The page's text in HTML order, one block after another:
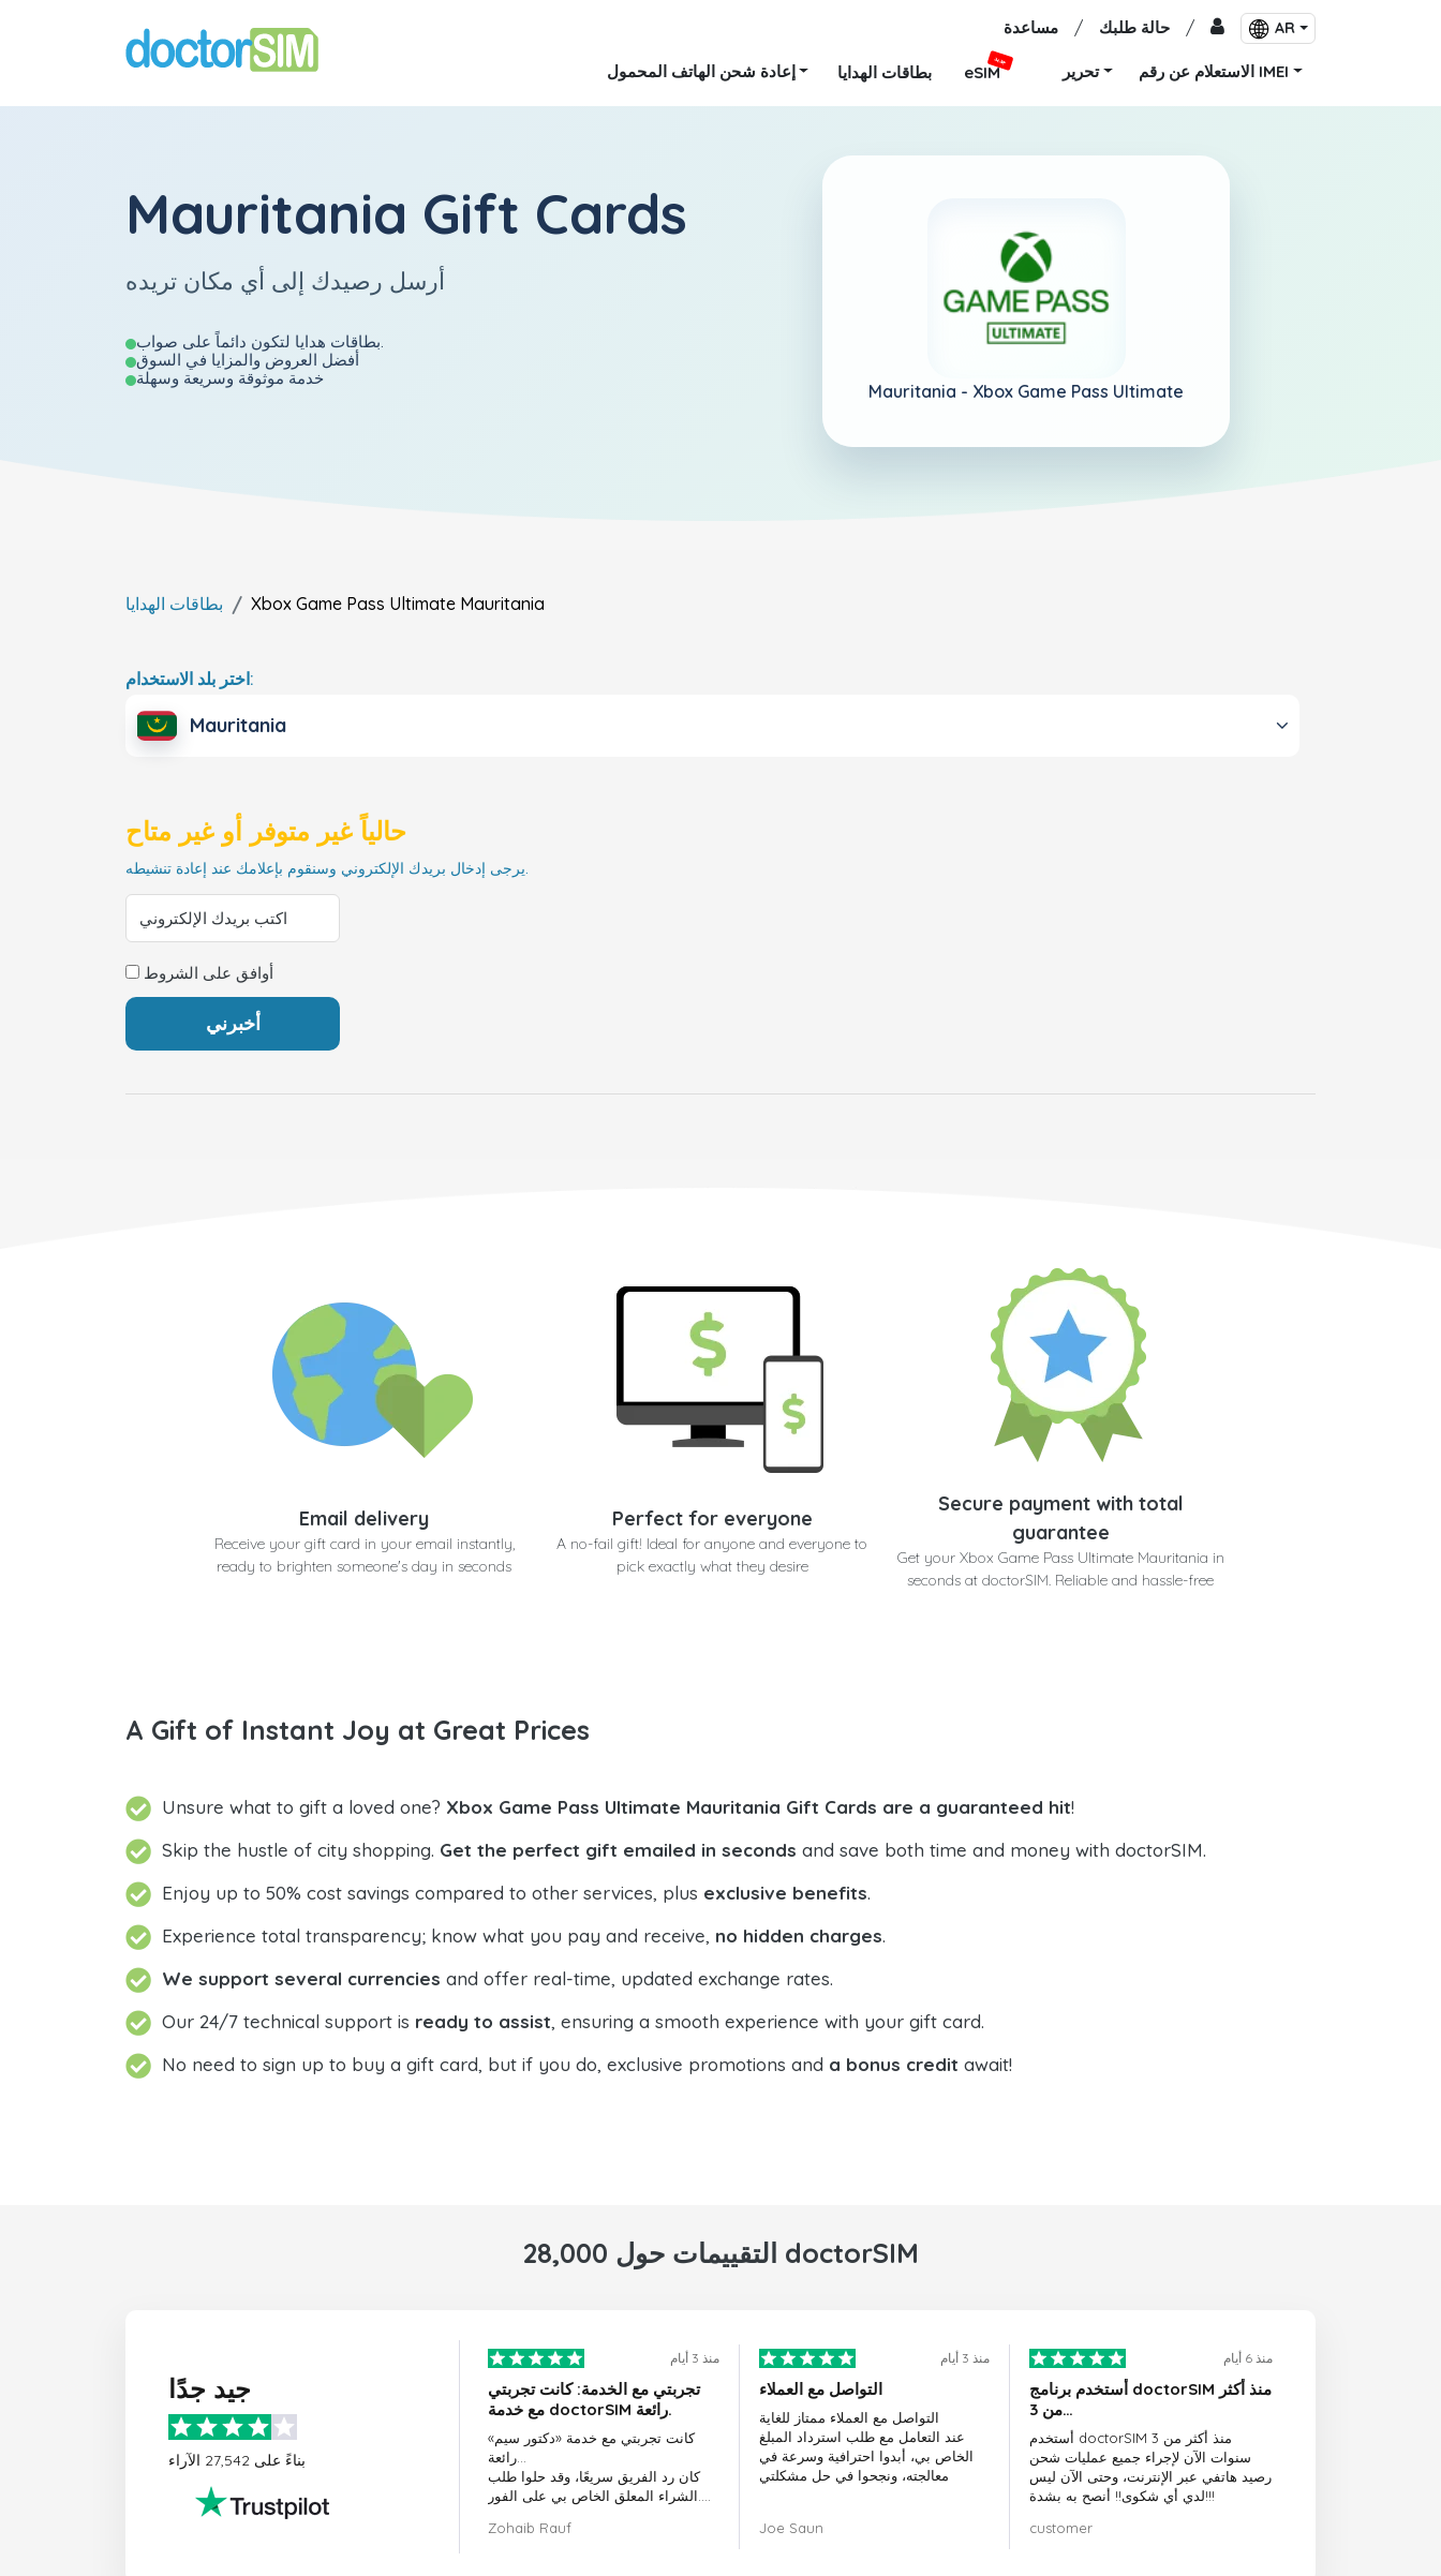
مساعدة / حالة طلبك / AR
إعادة شحن الهاتف المحمول بطاقات الهدايا eSIM
جديد
تحرير الاستعلام عن رقم IMEI
Mauritania Gift Cards
أرسل رصيدك إلى أي مكان تريده
بطاقات هدايا لتكون دائماً على صواب.
أفضل العروض والمزايا في السوق
خدمة موثوقة وسريعة وسهلة
Mauritania - Xbox Game Pass Ultimate
بطاقات الهدايا Xbox Game Pass Ultimate Mauritania
اختر بلد الاستخدام:
Mauritania
حالياً غير متوفر أو غير متاح
يرجى إدخال بريدك الإلكتروني وسنقوم بإعلامك عند إعادة تنشيطه.
أوافق على الشروط
Email delivery
Receive your gift card in your email instantly,
ready to brighten someone's day in seconds
Perfect for everyone
A no-fail gift! Ideal for anyone and everyone to
pick exactly what they desire
Secure payment with total
guarantee
Get your Xbox Game Pass Ultimate Mauritania in
seconds at doctorSIM. Reliable and hassle-free
A Gift of Instant Joy at Great Prices
Unsure what to gift a loved one? Xbox Game Pass Ultimate Mauritania Gift Cards are a guaranteed hit!
Skip the hustle of city shopping. Get the perfect gift emailed in seconds and save both time and money with doctorSIM.
Enjoy up to 50% cost savings compared to other services, plus exclusive benefits.
Experience total transparency; know what you pay and receive, no hidden charges.
We support several currencies and offer real-time, updated exchange rates.
Our 24/7 technical support is ready to assist, ensuring a smooth experience with your gift card.
No need to sign up to buy a gift card, but if you do, exclusive promotions and a bonus credit await!
28,000 التقييمات حول doctorSIM
جيد جدًا
بناءً على 27,542 الآراء
منذ 3 أيام
تجربتي مع الخدمة: كانت تجربتي
مع خدمة doctorSIM رائعة.
كانت تجربتي مع خدمة «دكتور سيم»
كان رد الفريق سريعًا، وقد حلوا طلب
قرارًا رائعًا.
Zohaib Rauf
منذ 3 أيام
التواصل مع العملاء
التواصل مع العملاء ممتاز للغاية
عند التعامل مع طلب استرداد المبلغ
الخاص بي، أبدوا احترافية وسرعة في
معالجته، ونجحوا في حل مشكلتي
Joe Saun
منذ 6 أيام
أستخدم برنامج doctorSIM منذ أكثر
من 3…
أستخدم doctorSIM منذ أكثر من 3
سنوات الآن لإجراء جميع عمليات شحن
رصيد هاتفي عبر الإنترنت، وحتى الآن ليس
لدي أي شكوى!! أنصح به بشدة!!!
customer